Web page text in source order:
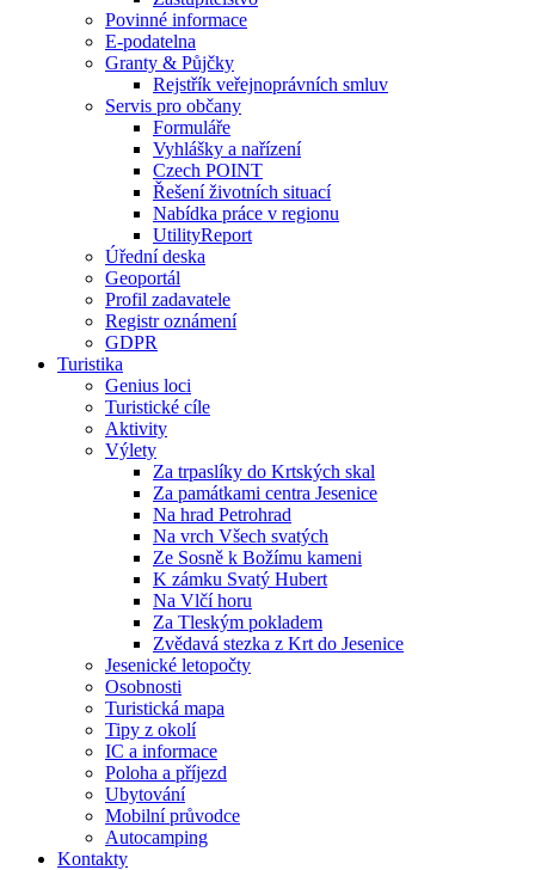
Povinné informace
E-podatelna
Granty & Půjčky
Rejstřík veřejnoprávních smluv
Servis pro občany
Formuláře
Vyhlášky a nařízení
Czech POINT
Řešení životních situací
Nabídka práce v regionu
UtilityReport
Úřední deska
Geoportál
Profil zadavatele
Registr oznámení
GDPR
Turistika
Genius loci
Turistické cíle
Aktivity
Výlety
Za trpaslíky do Krtských skal
Za památkami centra Jesenice
Na hrad Petrohrad
Na vrch Všech svatých
Ze Sosně k Božímu kameni
K zámku Svatý Hubert
Na Vlčí horu
Za Tleským pokladem
Zvědavá stezka z Krt do Jesenice
Jesenické letopočty
Osobnosti
Turistická mapa
Tipy z okolí
IC a informace
Poloha a příjezd
Ubytování
Mobilní průvodce
Autocamping
Kontakty